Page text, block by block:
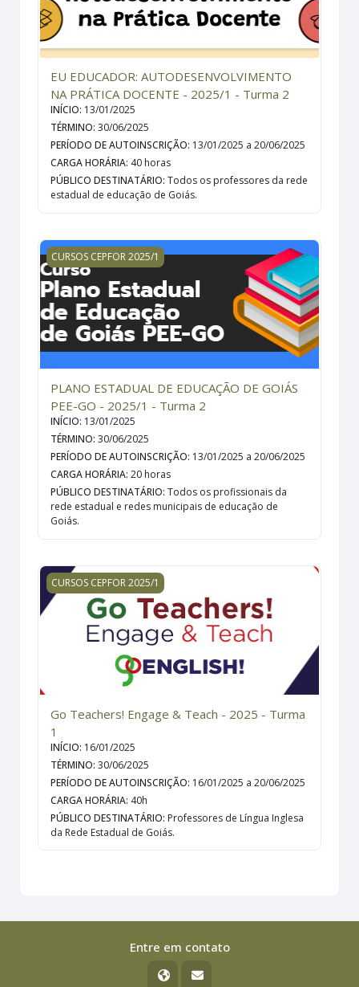
EU EDUCADOR: AUTODESENVOLVIMENTO
NA PRÁTICA DOCENTE - 2025/1 - Turma 2
INÍCIO: 13/01/2025
TÉRMINO:30/06/2025
PERÍODO DE AUTOINSCRIÇÃO: 13/01/2025 a 20/06/2025
CARGA HORÁRIA: 40 horas
PÚBLICO DESTINATÁRIO:Todos os professores da rede
estadual de educação de Goiás.
PLANO ESTADUAL DE EDUCAÇÃO DE GOIÁS PEE-GO
CURSOS CEPFOR 2025/1
PLANO ESTADUAL DE EDUCAÇÃO DE GOIÁS
PEE-GO - 2025/1 - Turma 2
INÍCIO: 13/01/2025
TÉRMINO:30/06/2025
PERÍODO DE AUTOINSCRIÇÃO: 13/01/2025 a 20/06/2025
CARGA HORÁRIA:20 horas
PÚBLICO DESTINATÁRIO:Todos os profissionais da
rede estadual e redes municipais de educação de
Goiás.
Go Teachers! Engage &amp; Teach - 2025 - Turma 1
CURSOS CEPFOR 2025/1
Go Teachers! Engage & Teach - 2025 - Turma
1
INÍCIO: 16/01/2025
TÉRMINO:30/06/2025
PERÍODO DE AUTOINSCRIÇÃO: 16/01/2025 a 20/06/2025
CARGA HORÁRIA: 40h
PÚBLICO DESTINATÁRIO: Professores de Língua Inglesa
da Rede Estadual de Goiás.
Entre em contato